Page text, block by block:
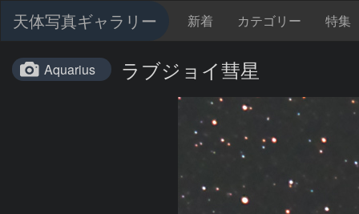
天体写真ギャラリー 新着 カテゴリー 特集
Aquarius ラブジョイ彗星